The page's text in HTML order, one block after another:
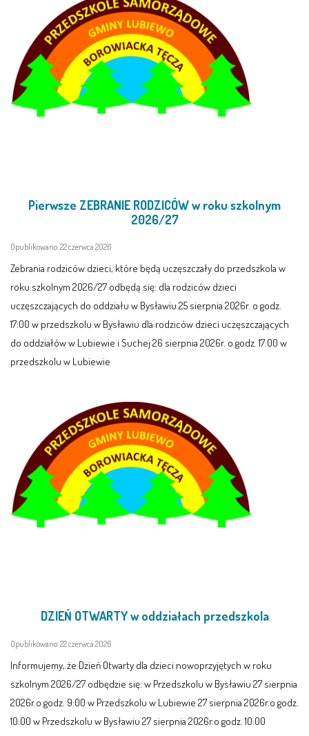
LEŚNE PSZCZÓŁKI – BYSŁAW
ŻABKI – BYSŁAW
SOWY – BYSŁAW
WIEWIÓRKI – BYSŁAW
ŻABKI – LUBIEWO
PRACOWNICY
PROCEDURY I REGULAMINY
DEKLARACJA DOSTĘPNOŚCI
RADOŚĆ – ZABAWA – NAUKA
ROCZNY PLAN PRACY
KORZYSTANIE Z TIK
PROGRAMY
UROCZYSTOŚCI
Pierwsze ZEBRANIE RODZICÓW w roku szkolnym
2026/27
Opublikowano: 22 czerwca 2026
Zebrania rodziców dzieci, które będą uczęszczały do przedszkola w
roku szkolnym 2026/27 odbędą się: dla rodziców dzieci
uczęszczających do oddziału w Bysławiu 25 sierpnia 2026r. o godz.
17:00 w przedszkolu w Bysławiu dla rodziców dzieci uczęszczających
do oddziałów w Lubiewie i Suchej 26 sierpnia 2026r. o godz. 17:00 w
przedszkolu w Lubiewie
DZIEŃ OTWARTY w oddziałach przedszkola
Opublikowano: 22 czerwca 2026
Informujemy, że Dzień Otwarty dla dzieci nowoprzyjętych w roku
szkolnym 2026/27 odbędzie się: w Przedszkolu w Bysławiu 27 sierpnia
2026r.o godz. 9:00 w Przedszkolu w Lubiewie 27 sierpnia 2026r.o godz.
10:00 w Przedszkolu w Bysławiu 27 sierpnia 2026r.o godz. 10:00